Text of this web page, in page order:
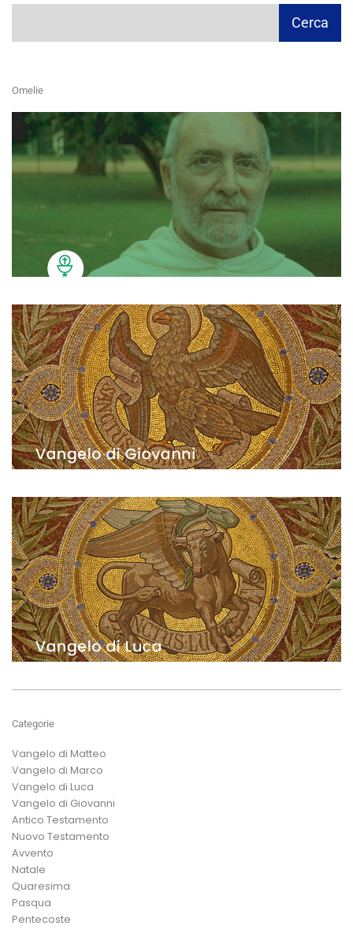
Cerca
Omelie
Categorie
Vangelo di Matteo
Vangelo di Marco
Vangelo di Luca
Vangelo di Giovanni
Antico Testamento
Nuovo Testamento
Avvento
Natale
Quaresima
Pasqua
Pentecoste